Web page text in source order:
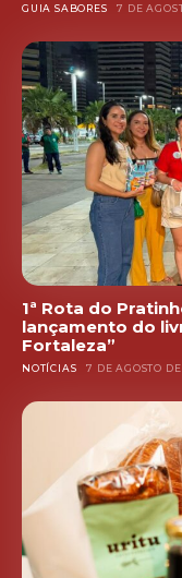
GUIA SABORES 7 DE
1ª Rota do
lançamento do
Fortaleza”
NOTÍCIAS 7 DE AGOSTO